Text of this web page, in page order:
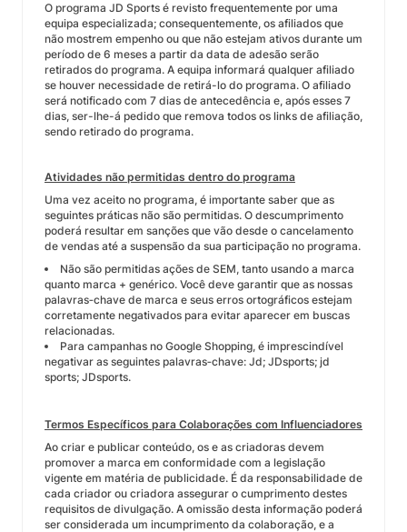
O programa JD Sports é revisto frequentemente por uma
equipa especializada; consequentemente, os afiliados que
não mostrem empenho ou que não estejam ativos durante um
período de 6 meses a partir da data de adesão serão
retirados do programa. A equipa informará qualquer afiliado
se houver necessidade de retirá-lo do programa. O afiliado
será notificado com 7 dias de antecedência e, após esses 7
dias, ser-lhe-á pedido que remova todos os links de afiliação,
sendo retirado do programa.
Atividades não permitidas dentro do programa
Uma vez aceito no programa, é importante saber que as
seguintes práticas não são permitidas. O descumprimento
poderá resultar em sanções que vão desde o cancelamento
de vendas até a suspensão da sua participação no programa.
Não são permitidas ações de SEM, tanto usando a marca
quanto marca + genérico. Você deve garantir que as nossas
palavras‑chave de marca e seus erros ortográficos estejam
corretamente negativados para evitar aparecer em buscas
relacionadas.
Para campanhas no Google Shopping, é imprescindível
negativar as seguintes palavras‑chave: Jd; JDsports; jd
sports; JDsports.
Termos Específicos para Colaborações com Influenciadores
Ao criar e publicar conteúdo, os e as criadoras devem
promover a marca em conformidade com a legislação
vigente em matéria de publicidade. É da responsabilidade de
cada criador ou criadora assegurar o cumprimento destes
requisitos de divulgação. A omissão desta informação poderá
ser considerada um incumprimento da colaboração, e a